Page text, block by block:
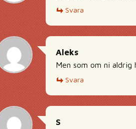
Svara
Aleks
Men som om ni
Svara
S